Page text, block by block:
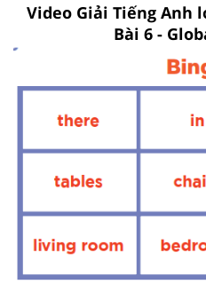
Video Giải Tiếng Anh
Bài 6 -